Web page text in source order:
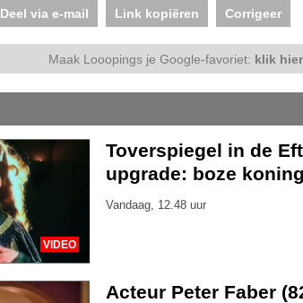
Deel via e-mail Link kopiëren Corrigeer
Maak Looopings je Google-favoriet: klik hier
VIDEO
Toverspiegel in de
upgrade: boze
Vandaag, 12.48 uur
Acteur Peter Faber